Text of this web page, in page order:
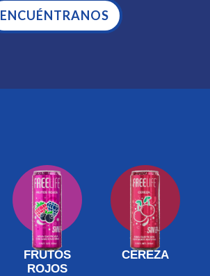
ENCUÉNTRANOS
FRUTOS
ROJOS
CEREZA